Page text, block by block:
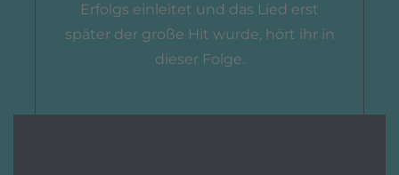
Erfolgs einleitet und das Lied erst
später der große Hit wurde, hört ihr in
dieser Folge.